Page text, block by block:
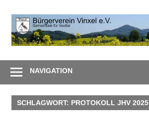
Inhalt
springen
ZusammenNAVIGATION
SCHLAGWORT: PROTOKOLL JHV 2025